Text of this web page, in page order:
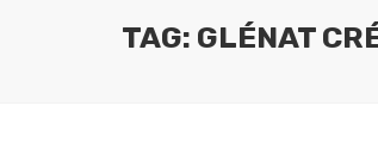
TAG: GLÉNAT